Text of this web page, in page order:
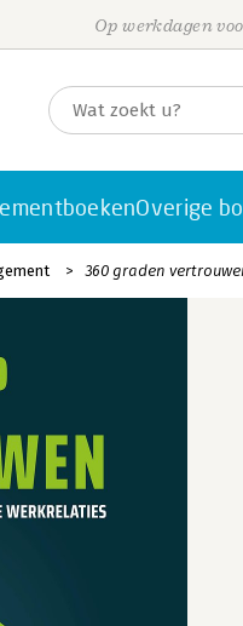
Op werkdagen
Overige
360 graden